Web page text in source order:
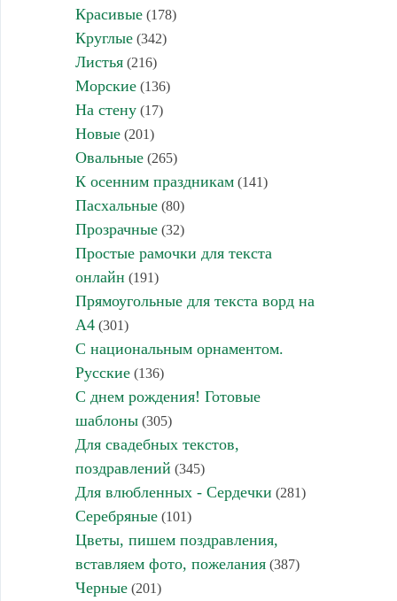
Красивые(178)
Круглые(342)
Листья(216)
Морские(136)
На стену(17)
Новые(201)
Овальные(265)
К осенним праздникам(141)
Пасхальные(80)
Прозрачные(32)
Простые рамочки для текста
онлайн (191)
Прямоугольные для текста ворд на
А4(301)
С национальным орнаментом.
Русские(136)
С днем рождения! Готовые
шаблоны(305)
Для свадебных текстов,
поздравлений (345)
Для влюбленных - Сердечки (281)
Серебряные(101)
Цветы, пишем поздравления,
вставляем фото, пожелания(387)
Черные(201)